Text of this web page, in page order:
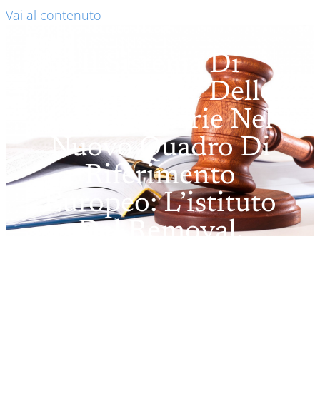
Vai al contenuto
Il Sistema Di
Prevenzione Delle
Crisi Bancarie Nel
Nuovo Quadro Di
Riferimento
Europeo: L’istituto
Del Removal.